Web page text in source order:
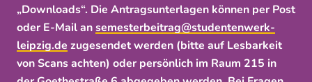
„Downloads“. Die Antragsunterlagen können per Post
oder E-Mail ansemesterbeitrag@studentenwerk-
leipzig.de zugesendet werden (bitte auf Lesbarkeit
von Scans achten) oder persönlich im Raum 215 in